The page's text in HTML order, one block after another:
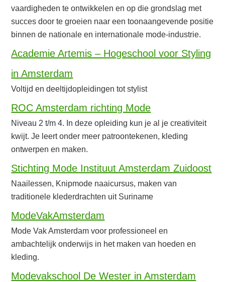
vaardigheden te ontwikkelen en op die grondslag met
succes door te groeien naar een toonaangevende positie
binnen de nationale en internationale mode-industrie.
Academie Artemis – Hogeschool voor Styling
in Amsterdam
Voltijd en deeltijdopleidingen tot stylist
ROC Amsterdam richting Mode
Niveau 2 t/m 4. In deze opleiding kun je al je creativiteit
kwijt. Je leert onder meer patroontekenen, kleding
ontwerpen en maken.
Stichting Mode Instituut Amsterdam Zuidoost
Naailessen, Knipmode naaicursus, maken van
traditionele klederdrachten uit Suriname
ModeVakAmsterdam
Mode Vak Amsterdam voor professioneel en
ambachtelijk onderwijs in het maken van hoeden en
kleding.
Modevakschool De Wester in Amsterdam